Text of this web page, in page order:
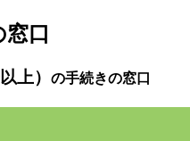
口
上） の手続きの窓口